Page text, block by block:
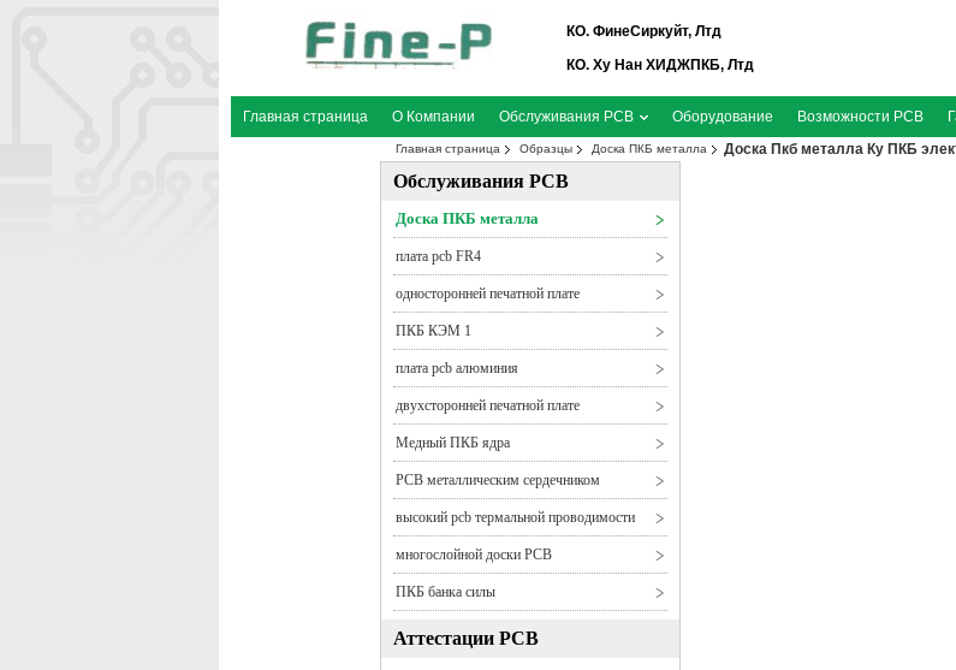
КО. ФинеСиркуйт, Лтд
КО. Ху Нан ХИДЖПКБ, Лтд
Главная страница О Компании Обслуживания PCB Оборудование Возможности PCB
Главная страница Образцы Доска ПКБ металла
Доска Пкб металла Ку ПКБ
второй власти
Обслуживания PCB
Доска ПКБ металла
плата pcb FR4
односторонней печатной плате
ПКБ КЭМ 1
плата pcb алюминия
двухсторонней печатной плате
Медный ПКБ ядра
PCB металлическим сердечником
высокий pcb термальной проводимости
многослойной доски PCB
ПКБ банка силы
Аттестации PCB